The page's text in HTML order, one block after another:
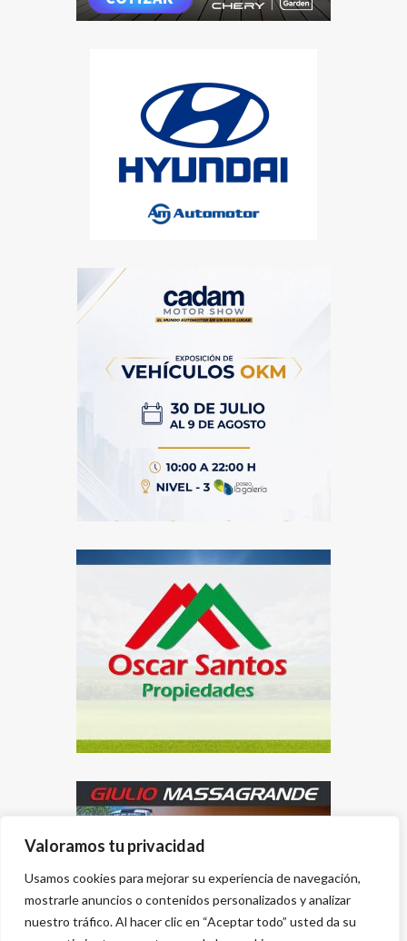
Valoramos tu privacidad
Usamos cookies para mejorar su experiencia de navegación,
mostrarle anuncios o contenidos personalizados y analizar
nuestro tráfico. Al hacer clic en “Aceptar todo” usted da su